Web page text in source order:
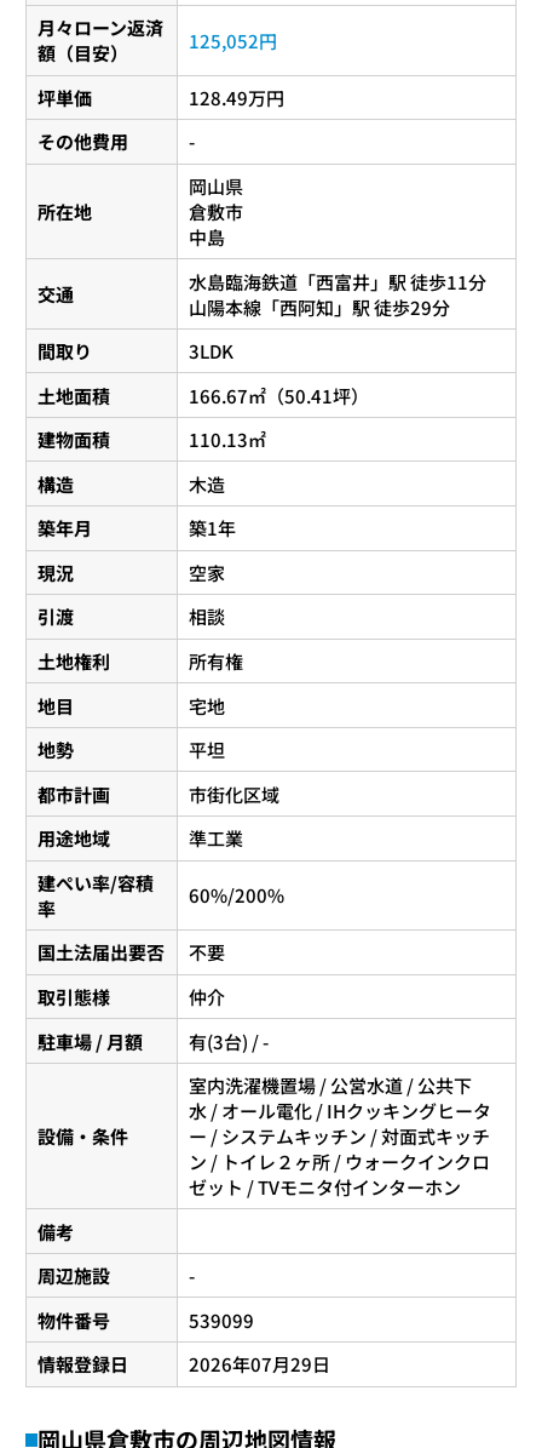
月々ローン返済
額（目安）
125,052円
坪単価
128.49万円
その他費用
-
所在地
岡山県
倉敷市
中島
交通 水島臨海鉄道 「西富井」駅 徒歩11分
山陽本線 「西阿知 」駅 徒歩29分
間取り
3LDK
土地面積
166.67㎡（50.41坪）
建物面積
110.13㎡
構造
木造
築年月
築1年
現況
空家
引渡
相談
土地権利
所有権
地目
宅地
地勢
平坦
都市計画
市街化区域
用途地域
準工業
建ぺい率/容積
率
60%/200%
国土法届出要否
不要
取引態様
仲介
駐車場 / 月額
有(3台) / -
設備・条件
室内洗濯機置場 / 公営水道 / 公共下
水 / オール電化 / IHクッキングヒータ
ー / システムキッチン / 対面式キッチ
ン / トイレ２ヶ所 / ウォークインクロ
ゼット / TVモニタ付インターホン
備考
周辺施設
-
物件番号
539099
情報登録日
2026年07月29日
岡山県倉敷市の周辺地図情報